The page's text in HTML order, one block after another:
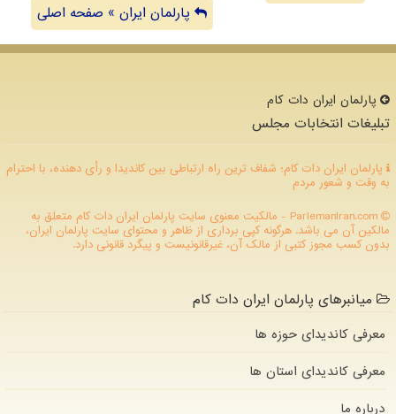
پارلمان ایران » صفحه اصلی
پارلمان ایران دات كام
تبلیغات انتخابات مجلس
پارلمان ایران دات کام؛ شفاف ترین راه ارتباطی بین کاندیدا و رأی دهنده، با احترام
به وقت و شعور مردم
ParlemanIran.com - مالکیت معنوی سایت پارلمان ایران دات كام متعلق به
مالکین آن می باشد. هرگونه کپی برداری از ظاهر و محتوای سایت پارلمان ایران،
بدون کسب مجوز کتبی از مالک آن، غیرقانونیست و پیگرد قانونی دارد.
میانبرهای پارلمان ایران دات کام
معرفی کاندیدای حوزه ها
معرفی کاندیدای استان ها
درباره ما